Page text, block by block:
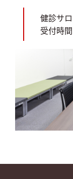
健診サ
受付時